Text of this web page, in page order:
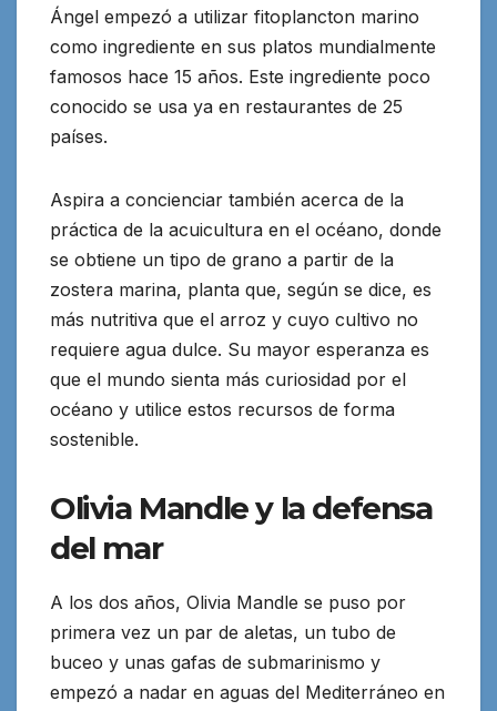
Ángel empezó a utilizar fitoplancton marino
como ingrediente en sus platos mundialmente
famosos hace 15 años. Este ingrediente poco
conocido se usa ya en restaurantes de 25
países.
Aspira a concienciar también acerca de la
práctica de la acuicultura en el océano, donde
se obtiene un tipo de grano a partir de la
zostera marina, planta que, según se dice, es
más nutritiva que el arroz y cuyo cultivo no
requiere agua dulce. Su mayor esperanza es
que el mundo sienta más curiosidad por el
océano y utilice estos recursos de forma
sostenible.
Olivia Mandle y la defensa
del mar
A los dos años, Olivia Mandle se puso por
primera vez un par de aletas, un tubo de
buceo y unas gafas de submarinismo y
empezó a nadar en aguas del Mediterráneo en